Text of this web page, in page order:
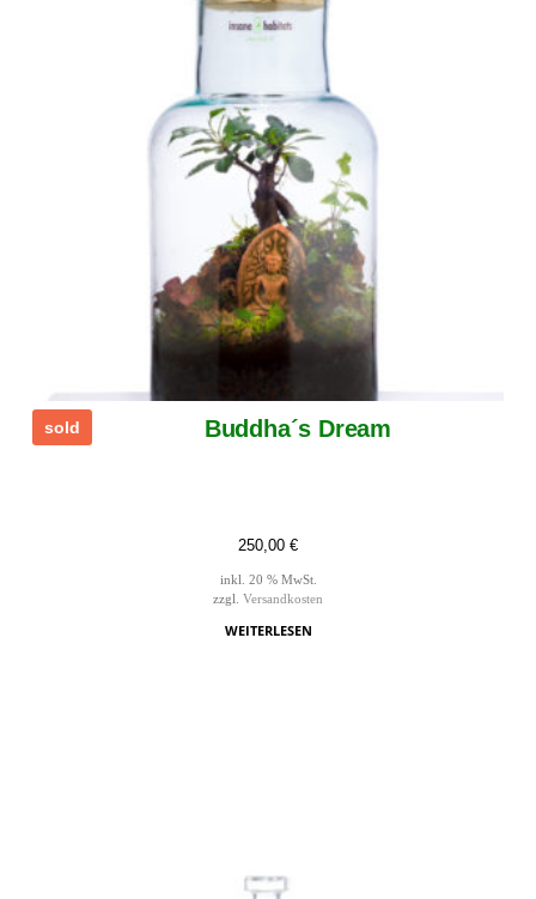
sold Buddha´s Dream
250,00 €
inkl. 20 % MwSt.
zzgl. Versandkosten
WEITERLESEN